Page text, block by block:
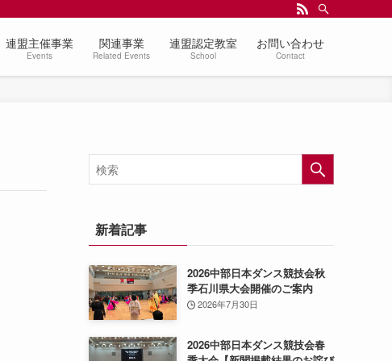
連盟主催事業
Events
関連事業
Related Events
連盟認定教室
School
お問い合わせ
Contact
新着記事
2026中部日本ダンス競技会秋
季石川県大会開催のご案内
2026年7月30日
2026中部日本ダンス競技会春